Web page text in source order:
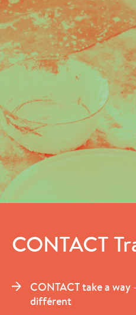
CONTACT
CONTACT take a way
différent